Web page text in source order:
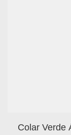
Colar Verde